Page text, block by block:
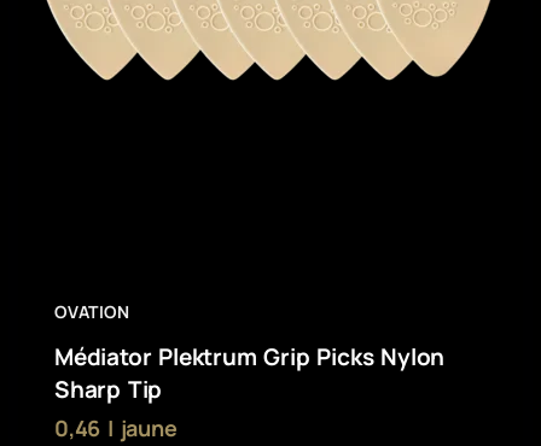
OVATION
Médiator Plektrum Grip Picks Nylon
Sharp Tip
0,46 | jaune